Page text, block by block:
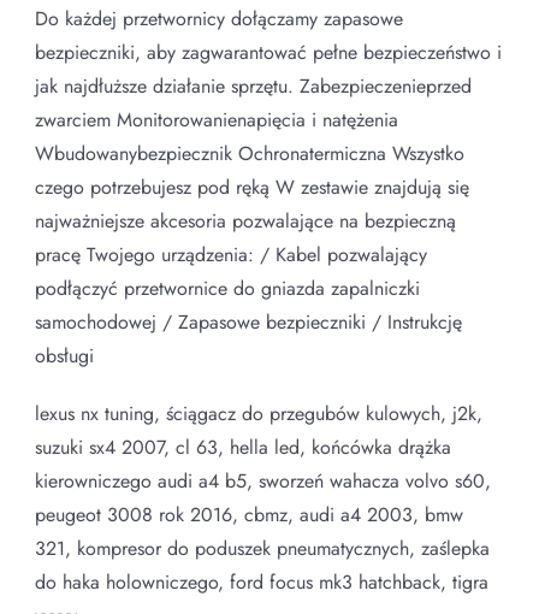
Do każdej przetwornicy dołączamy zapasowe
bezpieczniki, aby zagwarantować pełne bezpieczeństwo i
jak najdłuższe działanie sprzętu. Zabezpieczenieprzed
zwarciem Monitorowanienapięcia i natężenia
Wbudowanybezpiecznik Ochronatermiczna Wszystko
czego potrzebujesz pod ręką W zestawie znajdują się
najważniejsze akcesoria pozwalające na bezpieczną
pracę Twojego urządzenia: / Kabel pozwalający
podłączyć przetwornice do gniazda zapalniczki
samochodowej / Zapasowe bezpieczniki / Instrukcję
obsługi
lexus nx tuning, ściągacz do przegubów kulowych, j2k,
suzuki sx4 2007, cl 63, hella led, końcówka drążka
kierowniczego audi a4 b5, sworzeń wahacza volvo s60,
peugeot 3008 rok 2016, cbmz, audi a4 2003, bmw
321, kompresor do poduszek pneumatycznych, zaślepka
do haka holowniczego, ford focus mk3 hatchback, tigra